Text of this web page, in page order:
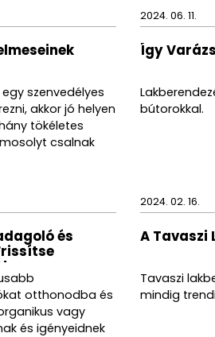
szenvedélyes
akkor jó helyen
tökéletes
csalnak
2024. 06. 11.
Így
bútorokkal.
és
otthonodba és
vagy
és igényeidnek
2024. 02. 16.
A Tavaszi
Tavaszi
mindig